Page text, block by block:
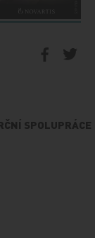
SPOLUPRÁCE